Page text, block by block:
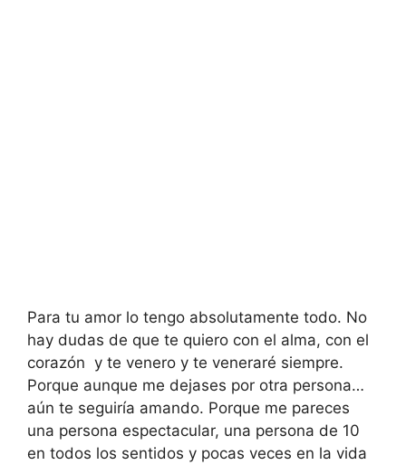
Para tu amor lo tengo absolutamente todo. No
hay dudas de que te quiero con el alma, con el
corazón y te venero y te veneraré siempre.
Porque aunque me dejases por otra persona…
aún te seguiría amando. Porque me pareces
una persona espectacular, una persona de 10
en todos los sentidos y pocas veces en la vida